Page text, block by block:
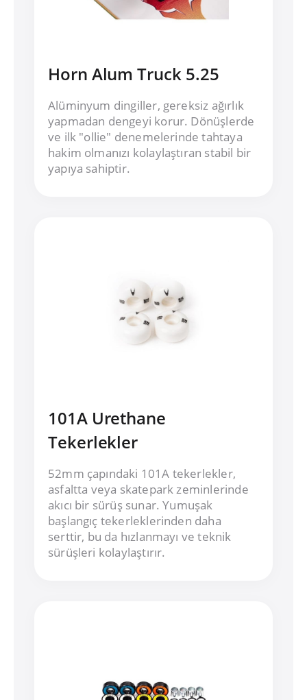
Horn Alum Truck 5.25
Alüminyum dingiller, gereksiz ağırlık
yapmadan dengeyi korur. Dönüşlerde
ve ilk "ollie" denemelerinde tahtaya
hakim olmanızı kolaylaştıran stabil bir
yapıya sahiptir.
101A Urethane
Tekerlekler
52mm çapındaki 101A tekerlekler,
asfaltta veya skatepark zeminlerinde
akıcı bir sürüş sunar. Yumuşak
başlangıç tekerleklerinden daha
serttir, bu da hızlanmayı ve teknik
sürüşleri kolaylaştırır.